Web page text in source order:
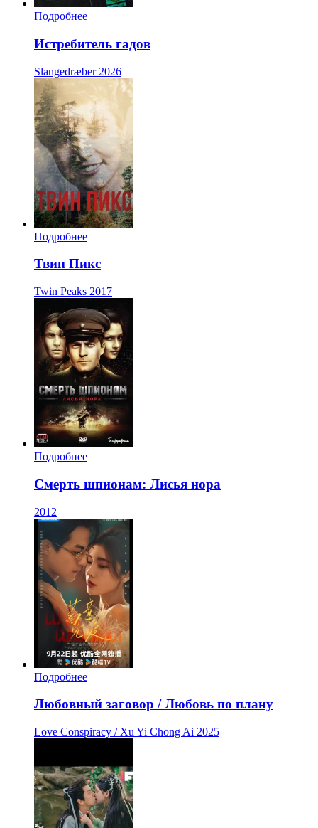
Подробнее
Истребитель гадов
Slangedræber 2026
Подробнее
Твин Пикс
Twin Peaks 2017
Подробнее
Смерть шпионам: Лисья нора
2012
Подробнее
Любовный заговор / Любовь по плану
Love Conspiracy / Xu Yi Chong Ai 2025